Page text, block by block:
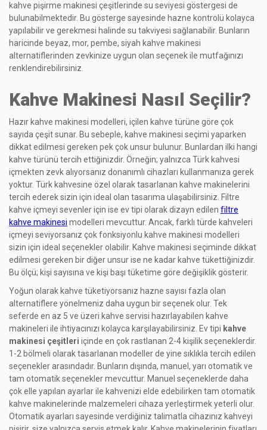
kahve pişirme makinesi çeşitlerinde su seviyesi göstergesi de
bulunabilmektedir. Bu gösterge sayesinde hazne kontrolü kolayca
yapılabilir ve gerekmesi halinde su takviyesi sağlanabilir. Bunların
haricinde beyaz, mor, pembe, siyah kahve makinesi
alternatiflerinden zevkinize uygun olan seçenek ile mutfağınızı
renklendirebilirsiniz.
Kahve Makinesi Nasıl Seçilir?
Hazır kahve makinesi modelleri, içilen kahve türüne göre çok
sayıda çeşit sunar. Bu sebeple, kahve makinesi seçimi yaparken
dikkat edilmesi gereken pek çok unsur bulunur. Bunlardan ilki hangi
kahve türünü tercih ettiğinizdir. Örneğin; yalnızca Türk kahvesi
içmekten zevk alıyorsanız donanımlı cihazları kullanmanıza gerek
yoktur. Türk kahvesine özel olarak tasarlanan kahve makinelerini
tercih ederek sizin için ideal olan tasarıma ulaşabilirsiniz. Filtre
kahve içmeyi sevenler için ise ev tipi olarak dizayn edilen filtre
kahve makinesi modelleri mevcuttur. Ancak, farklı türde kahveleri
içmeyi seviyorsanız çok fonksiyonlu kahve makinesi modelleri
sizin için ideal seçenekler olabilir. Kahve makinesi seçiminde dikkat
edilmesi gereken bir diğer unsur ise ne kadar kahve tükettiğinizdir.
Bu ölçü; kişi sayısına ve kişi başı tüketime göre değişiklik gösterir.
Yoğun olarak kahve tüketiyorsanız hazne sayısı fazla olan
alternatiflere yönelmeniz daha uygun bir seçenek olur. Tek
seferde en az 5 ve üzeri kahve servisi hazırlayabilen kahve
makineleri ile ihtiyacınızı kolayca karşılayabilirsiniz. Ev tipi kahve
makinesi çeşitleri içinde en çok rastlanan 2-4 kişilik seçeneklerdir.
1-2 bölmeli olarak tasarlanan modeller de yine sıklıkla tercih edilen
seçenekler arasındadır. Bunların dışında, manuel, yarı otomatik ve
tam otomatik seçenekler mevcuttur. Manuel seçeneklerde daha
çok elle yapılan ayarlar ile kahvenizi elde edebilirken tam otomatik
kahve makinelerinde malzemeleri cihaza yerleştirmek yeterli olur.
Otomatik ayarları sayesinde verdiğiniz talimatla cihazınız kahveyi